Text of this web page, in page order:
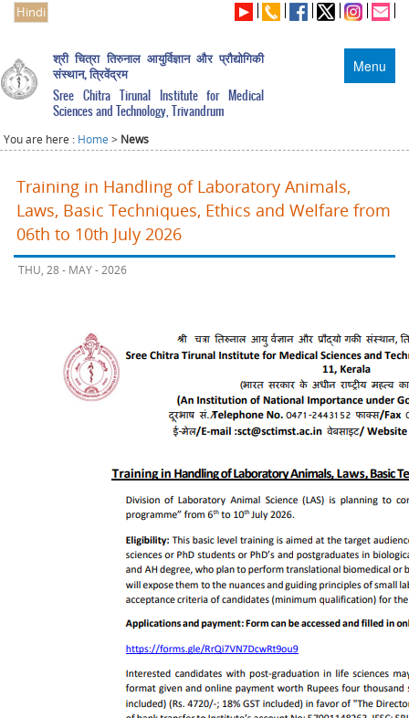
Hindi
Menu
श्री चित्रा तिरुनाल आयुर्विज्ञान और प्रौद्योगिकी
संस्थान, त्रिवेंद्रम
Sree Chitra Tirunal Institute for Medical
Sciences and Technology, Trivandrum
You are here : Home > News
Training in Handling of Laboratory Animals,
Laws, Basic Techniques, Ethics and Welfare from
06th to 10th July 2026
THU, 28 - MAY - 2026